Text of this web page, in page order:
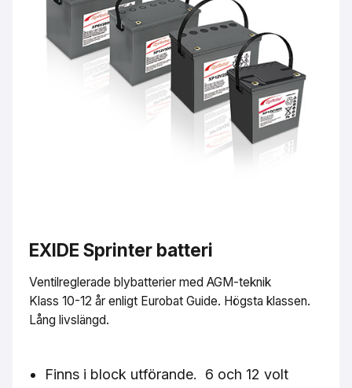
EXIDE Sprinter batteri
Ventilreglerade blybatterier med AGM-teknik
Klass 10-12 år enligt Eurobat Guide. Högsta klassen.
Lång livslängd.
Finns i block utförande. 6 och 12 volt